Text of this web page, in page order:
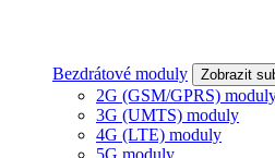
Bezdrátové moduly Zobrazit
2G (GSM/GPRS)
3G (UMTS) moduly
4G (LTE) moduly
5G moduly